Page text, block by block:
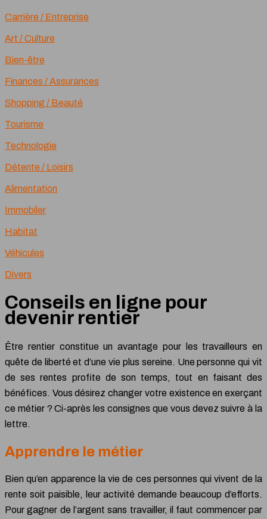
Carrière / Entreprise
Art / Culture
Bien-être
Finances / Assurances
Shopping / Beauté
Tourisme
Technologie
Détente / Loisirs
Alimentation
Immobiler
Habitat
Véhicules
Divers
Conseils en ligne pour
devenir rentier
Être rentier constitue un avantage pour les travailleurs en
quête de liberté et d’une vie plus sereine. Une personne qui vit
de ses rentes profite de son temps, tout en faisant des
bénéfices. Vous désirez changer votre existence en exerçant
ce métier ? Ci-après les consignes que vous devez suivre à la
lettre.
Apprendre le métier
Bien qu’en apparence la vie de ces personnes qui vivent de la
rente soit paisible, leur activité demande beaucoup d’efforts.
Pour gagner de l’argent sans travailler, il faut commencer par